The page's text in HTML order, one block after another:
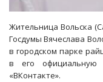
Жительница Вольска
Госдумы Вячеслава
в городском парке
в его официальную
«ВКонтакте».